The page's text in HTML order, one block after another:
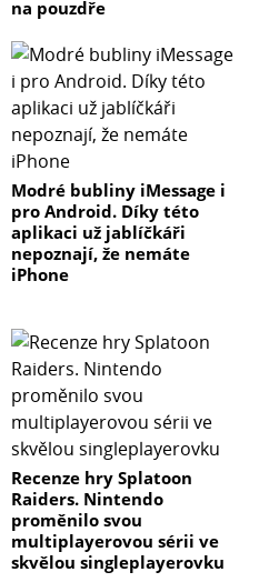
na pouzdře
Modré bubliny iMessage i
pro Android. Díky této
aplikaci už jablíčkáři
nepoznají, že nemáte
iPhone
Recenze hry Splatoon
Raiders. Nintendo
proměnilo svou
multiplayerovou sérii ve
skvělou singleplayerovku